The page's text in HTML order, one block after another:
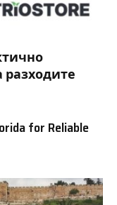
разходите
for Reliable